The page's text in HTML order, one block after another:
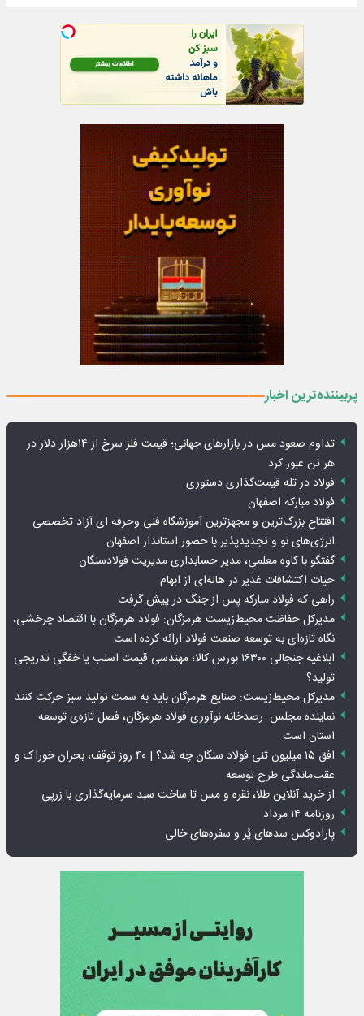
پربیننده‌ترین اخبار
تداوم صعود مس در بازارهای جهانی؛ قیمت فلز سرخ از ۱۴هزار دلار در
هر تن عبور کرد
فولاد در تله قیمت‌گذاری دستوری
فولاد مبارکه اصفهان
افتتاح بزرگ‌ترین و مجهزترین آموزشگاه فنی وحرفه ای آزاد تخصصی
انرژی‌های نو و تجدیدپذیر با حضور استاندار اصفهان
گفتگو با کاوه معلمی، مدیر حسابداری مدیریت فولادسنگان
حیات اکتشافات غدیر در هاله‌ای از ابهام
راهی که فولاد مبارکه پس از جنگ در پیش گرفت
مدیرکل حفاظت محیط‌زیست هرمزگان: فولاد هرمزگان با اقتصاد چرخشی،
نگاه تازه‌ای به توسعه صنعت فولاد ارائه کرده است
ابلاغیه جنجالی ۱۶۳۰۰ بورس کالا؛ مهندسی قیمت اسلب یا خفگی تدریجی
تولید؟
مدیرکل محیط‌زیست: صنایع هرمزگان باید به سمت تولید سبز حرکت کنند
نماینده مجلس: رصدخانه نوآوری فولاد هرمزگان، فصل تازه‌ی توسعه
استان است
افق ۱۵ میلیون تنی فولاد سنگان چه شد؟ | ۴۰ روز توقف، بحران خوراک و
عقب‌ماندگی طرح توسعه
از خرید آنلاین طلا، نقره و مس تا ساخت سبد سرمایه‌گذاری با زرپی
روزنامه ۱۴ مرداد
پارادوکس سدهای پُر و سفره‌های خالی